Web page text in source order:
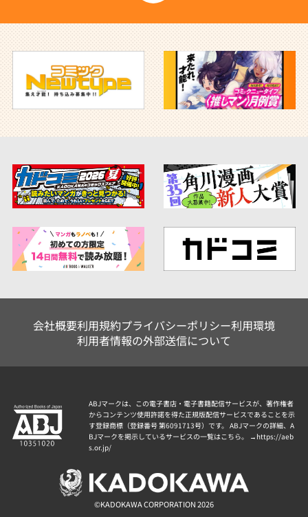
会社概要利用規約プライバシーポリシー利用環境
利用者情報の外部送信について
ABJマークは、この電子書店・電子書籍配信サービスが、著作権者
からコンテンツ使用許諾を得た正規版配信サービスであることを示
す登録商標（登録番号 第6091713号）です。 ABJマークの詳細、A
BJマークを掲示しているサービスの一覧はこちら。 → https://aeb
s.or.jp/
©KADOKAWA CORPORATION 2026